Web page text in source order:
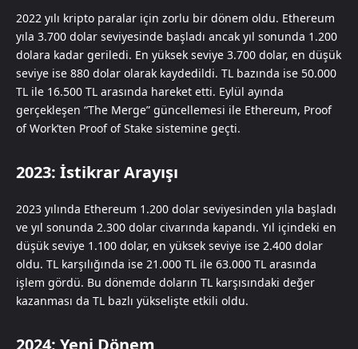
2022 yılı kripto paralar için zorlu bir dönem oldu. Ethereum
yıla 3.700 dolar seviyesinde başladı ancak yıl sonunda 1.200
dolara kadar geriledi. En yüksek seviye 3.700 dolar, en düşük
seviye ise 880 dolar olarak kaydedildi. TL bazında ise 50.000
TL ile 16.500 TL arasında hareket etti. Eylül ayında
gerçekleşen “The Merge” güncellemesi ile Ethereum, Proof
of Work’ten Proof of Stake sistemine geçti.
2023: İstikrar Arayışı
2023 yılında Ethereum 1.200 dolar seviyesinden yıla başladı
ve yıl sonunda 2.300 dolar civarında kapandı. Yıl içindeki en
düşük seviye 1.100 dolar, en yüksek seviye ise 2.400 dolar
oldu. TL karşılığında ise 21.000 TL ile 63.000 TL arasında
işlem gördü. Bu dönemde doların TL karşısındaki değer
kazanması da TL bazlı yükselişte etkili oldu.
2024: Yeni Dönem